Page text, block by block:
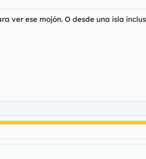
ver ese mojón. O desde una isla